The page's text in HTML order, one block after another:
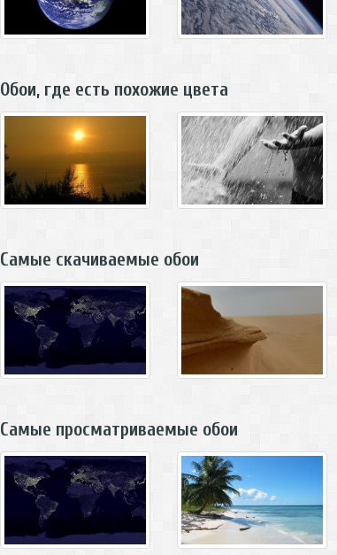
Обои, где есть похожие цвета
Самые скачиваемые обои
Самые просматриваемые обои